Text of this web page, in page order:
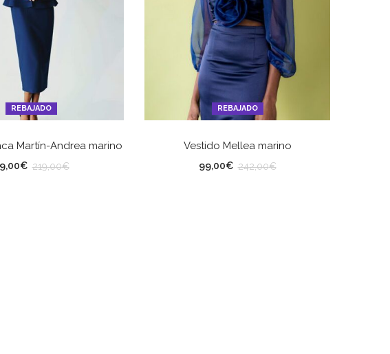
REBAJADO
Martín-Andrea marino
€ 219,00€
REBAJADO
Vestido Mellea marino
99,00€ 242,00€
TALLA